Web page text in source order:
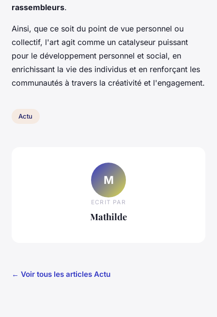
rassembleurs.
Ainsi, que ce soit du point de vue personnel ou
collectif, l'art agit comme un catalyseur puissant
pour le développement personnel et social, en
enrichissant la vie des individus et en renforçant les
communautés à travers la créativité et l'engagement.
Actu
M
ECRIT PAR
Mathilde
← Voir tous les articles Actu